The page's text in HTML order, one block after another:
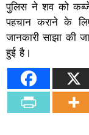
पुलिस ने शव को
पहचान कराने के
जानकारी साझा की
हुई है।